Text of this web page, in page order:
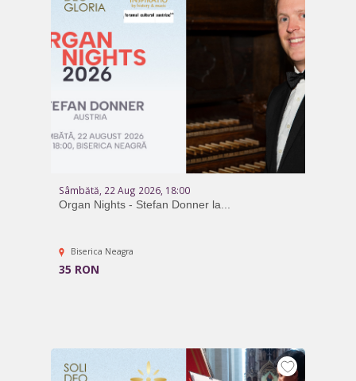
Sâmbătă, 22 Aug 2026, 18:00
Organ Nights - Stefan Donner la...
Biserica Neagra
35 RON